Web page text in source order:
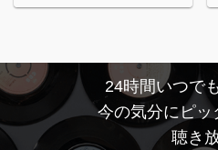
24時間いつで
今の気分にピッ
聴き